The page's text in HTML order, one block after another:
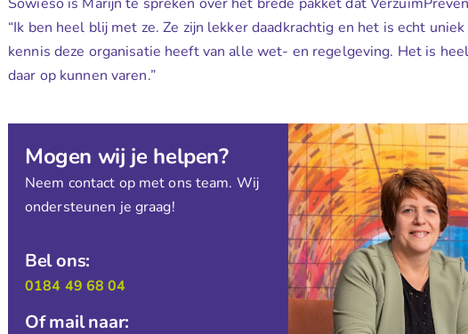
“Ik ben heel blij met ze. Ze zijn lekker daadkrachtig en het is echt
kennis deze organisatie heeft van alle wet- en regelgeving. Het is
daar op kunnen varen.”
Mogen wij je helpen?
Neem contact op met ons team. Wij
ondersteunen je graag!
Bel ons:
0184 49 68 04
Of mail naar: